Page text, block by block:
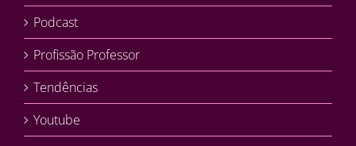
Podcast
Profissão Professor
Tendências
Youtube